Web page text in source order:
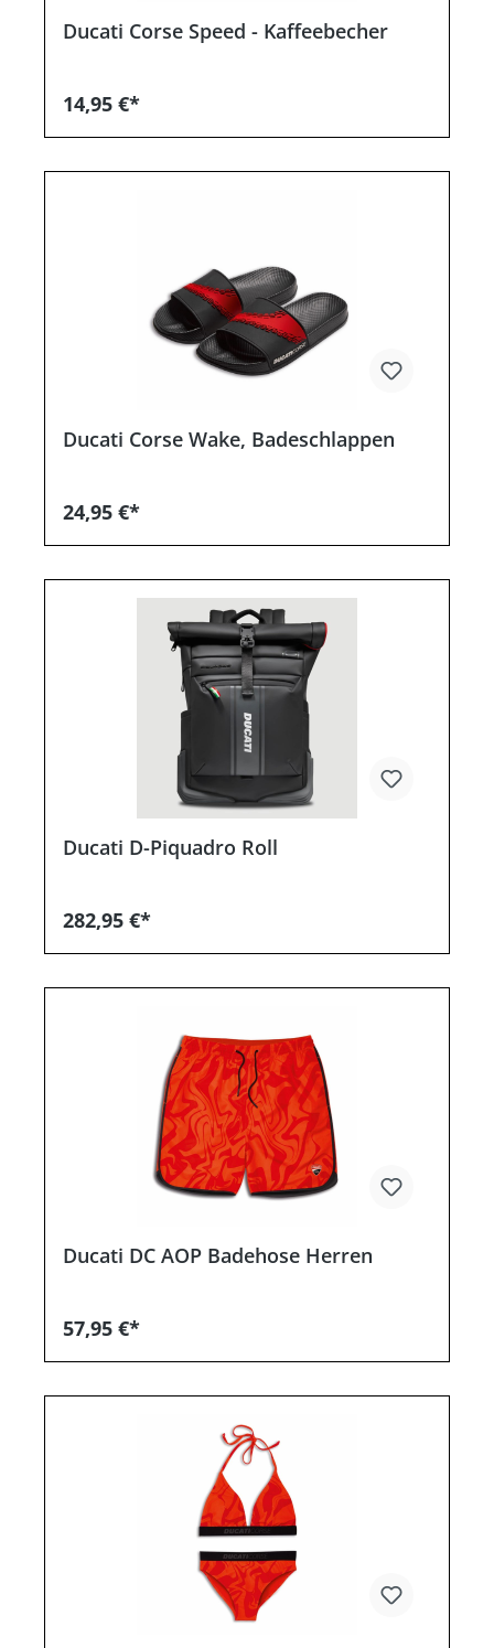
Ducati Corse Speed - Kaffeebecher
14,95 €*
Ducati Corse Wake, Badeschlappen
24,95 €*
Ducati D-Piquadro Roll
282,95 €*
Ducati DC AOP Badehose Herren
57,95 €*